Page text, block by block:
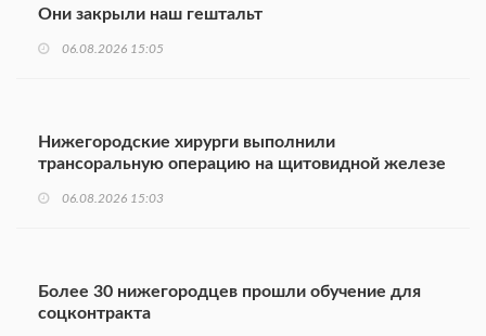
Они закрыли наш гештальт
06.08.2026 15:05
Нижегородские хирурги выполнили
трансоральную операцию на щитовидной железе
06.08.2026 15:03
Более 30 нижегородцев прошли обучение для
соцконтракта